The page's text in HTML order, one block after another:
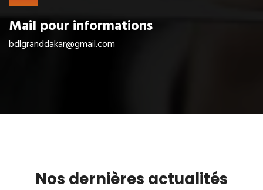
Mail pour informations
bdlgranddakar@gmail.com
Nos dernières actualités